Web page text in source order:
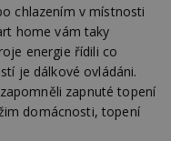
chlazením v místnosti
home vám taky
energie řídili co
je dálkové ovládáni.
zapnuté topení
domácnosti, topení